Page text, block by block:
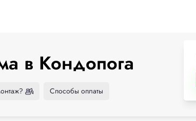
в Кондопога
Способы оплаты